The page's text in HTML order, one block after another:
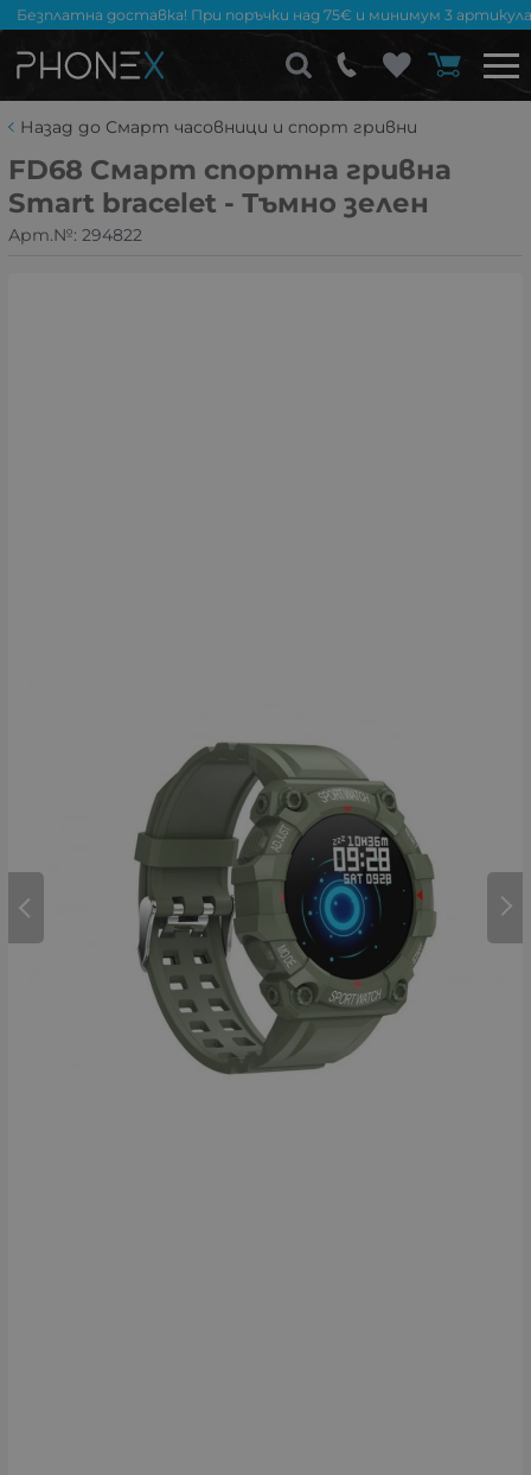
Безплатна доставка! При поръчки над 75€ и минимум 3
Назад до Смарт часовници и спорт гривни
FD68 Смарт спортна гривна
Smart bracelet - Тъмно зелен
Арт.№: 294822